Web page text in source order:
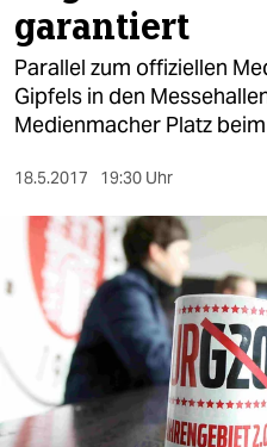
öko
gesellschaft
sport
berlin
nord
wahrheit
verlag
garantiert
Parallel zum offiziellen
Gipfels in den
Medienmacher Platz
18.5.2017 19:30 Uhr